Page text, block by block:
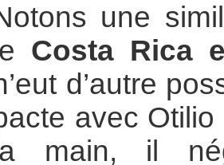
une
le Costa Rica
d’autre
avec
la main, il